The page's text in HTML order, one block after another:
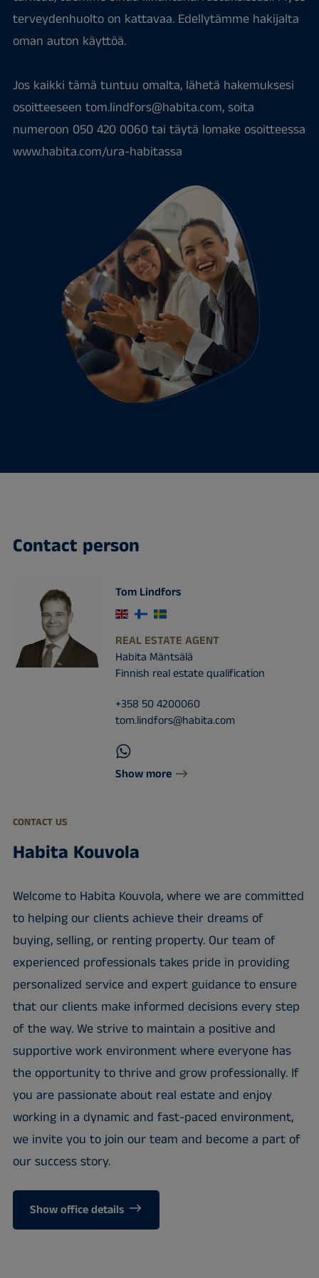
terveydenhuolto on kattavaa. Edellytämme hakijalta
oman auton käyttöä.
Jos kaikki tämä tuntuu omalta, lähetä hakemuksesi
osoitteeseen tom.lindfors@habita.com, soita
numeroon 050 420 0060 tai täytä lomake osoitteessa
www.habita.com/ura-habitassa
Contact person
Tom Lindfors
REAL ESTATE AGENT
Habita Mäntsälä
Finnish real estate qualification
+358 50 4200060
tom.lindfors@habita.com
Show more
CONTACT US
Habita Kouvola
Welcome to Habita Kouvola, where we are committed
to helping our clients achieve their dreams of
buying, selling, or renting property. Our team of
experienced professionals takes pride in providing
personalized service and expert guidance to ensure
that our clients make informed decisions every step
of the way. We strive to maintain a positive and
supportive work environment where everyone has
the opportunity to thrive and grow professionally. If
you are passionate about real estate and enjoy
working in a dynamic and fast-paced environment,
we invite you to join our team and become a part of
our success story.
Show office details